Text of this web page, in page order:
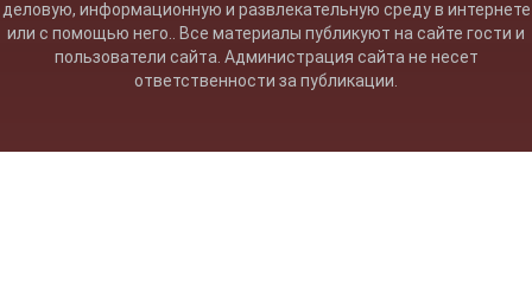
деловую, информационную и развлекательную среду в интернете
или с помощью него.. Все материалы публикуют на сайте гости и
пользователи сайта. Администрация сайта не несет
ответственности за публикации.